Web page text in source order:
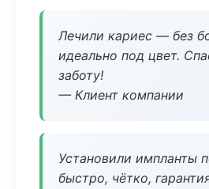
Лечили кариес — без
идеально под цвет.
заботу!
— Клиент компании
Установили импланты
быстро, чётко,